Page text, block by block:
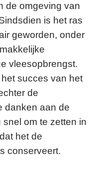
de omgeving van
is het ras
geworden, onder
vleesopbrengst.
succes van het
de
danken aan de
om te zetten in
het de
conserveert.